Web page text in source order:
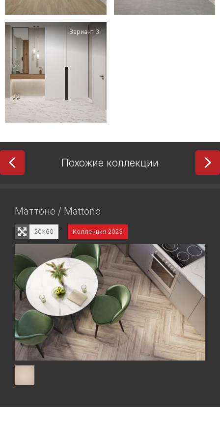
Вариант 3
Похожие коллекции
Маттоне / Mattone
>
20x60 Коллекция 2023